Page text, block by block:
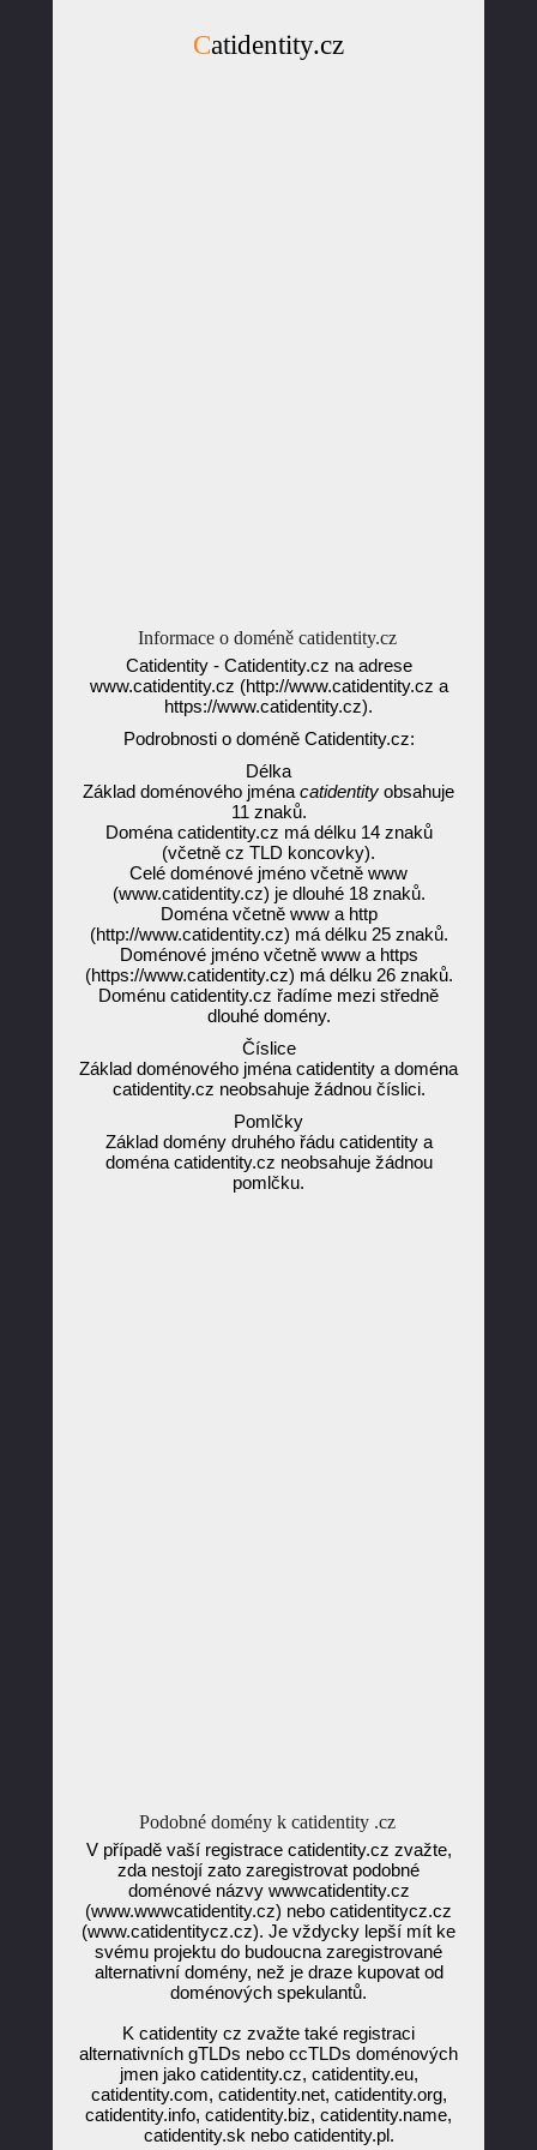
Catidentity.cz
Informace o doméně catidentity.cz
Catidentity - Catidentity.cz na adrese
www.catidentity.cz (http://www.catidentity.cz a
https://www.catidentity.cz).
Podrobnosti o doméně Catidentity.cz:
Délka
Základ doménového jména catidentity obsahuje
11 znaků.
Doména catidentity.cz má délku 14 znaků
(včetně cz TLD koncovky).
Celé doménové jméno včetně www
(www.catidentity.cz) je dlouhé 18 znaků.
Doména včetně www a http
(http://www.catidentity.cz) má délku 25 znaků.
Doménové jméno včetně www a https
(https://www.catidentity.cz) má délku 26 znaků.
Doménu catidentity.cz řadíme mezi středně
dlouhé domény.
Číslice
Základ doménového jména catidentity a doména
catidentity.cz neobsahuje žádnou číslici.
Pomlčky
Základ domény druhého řádu catidentity a
doména catidentity.cz neobsahuje žádnou
pomlčku.
Podobné domény k catidentity .cz
V případě vaší registrace catidentity.cz zvažte,
zda nestojí zato zaregistrovat podobné
doménové názvy wwwcatidentity.cz
(www.wwwcatidentity.cz) nebo catidentitycz.cz
(www.catidentitycz.cz). Je vždycky lepší mít ke
svému projektu do budoucna zaregistrované
alternativní domény, než je draze kupovat od
doménových spekulantů.
K catidentity cz zvažte také registraci
alternativních gTLDs nebo ccTLDs doménových
jmen jako catidentity.cz, catidentity.eu,
catidentity.com, catidentity.net, catidentity.org,
catidentity.info, catidentity.biz, catidentity.name,
catidentity.sk nebo catidentity.pl.